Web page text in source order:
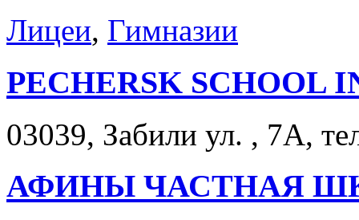
Лицеи, Гимназии
PECHERSK SCHOOL
03039, Забили ул. , 7А,
АФИНЫ ЧАСТНАЯ